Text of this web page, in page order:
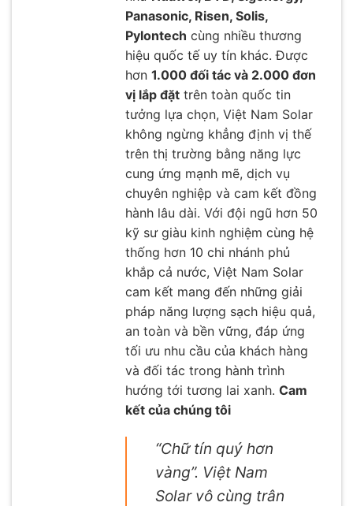
Panasonic, Risen, Solis,
Pylontech cùng nhiều thương
hiệu quốc tế uy tín khác. Được
hơn 1.000 đối tác và 2.000 đơn
vị lắp đặt trên toàn quốc tin
tưởng lựa chọn, Việt Nam Solar
không ngừng khẳng định vị thế
trên thị trường bằng năng lực
cung ứng mạnh mẽ, dịch vụ
chuyên nghiệp và cam kết đồng
hành lâu dài. Với đội ngũ hơn 50
kỹ sư giàu kinh nghiệm cùng hệ
thống hơn 10 chi nhánh phủ
khắp cả nước, Việt Nam Solar
cam kết mang đến những giải
pháp năng lượng sạch hiệu quả,
an toàn và bền vững, đáp ứng
tối ưu nhu cầu của khách hàng
và đối tác trong hành trình
hướng tới tương lai xanh. Cam
kết của chúng tôi
“Chữ tín quý hơn
vàng”. Việt Nam
Solar vô cùng trân